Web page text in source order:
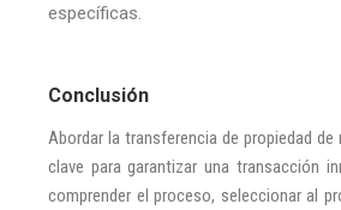
específicas.
Conclusión
Abordar la transferencia de propiedad de
clave para garantizar una transacción
comprender el proceso, seleccionar al